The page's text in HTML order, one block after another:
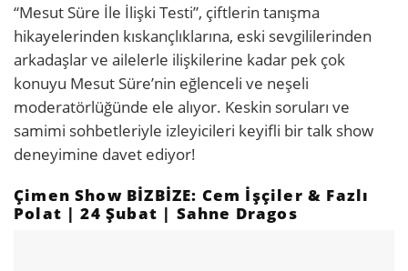
“Mesut Süre İle İlişki Testi”, çiftlerin tanışma
hikayelerinden kıskançlıklarına, eski sevgililerinden
arkadaşlar ve ailelerle ilişkilerine kadar pek çok
konuyu Mesut Süre’nin eğlenceli ve neşeli
moderatörlüğünde ele alıyor. Keskin soruları ve
samimi sohbetleriyle izleyicileri keyifli bir talk show
deneyimine davet ediyor!
Çimen Show BİZBİZE: Cem İşçiler & Fazlı
Polat | 24 Şubat | Sahne Dragos